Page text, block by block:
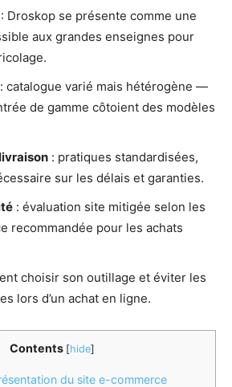
: Droskop se présente comme une
aux grandes enseignes pour
: catalogue varié mais hétérogène —
de gamme côtoient des modèles
: pratiques standardisées,
sur les délais et garanties.
: évaluation site mitigée selon les
recommandée pour les achats
choisir son outillage et éviter les
lors d’un achat en ligne.
Contents [hide]
du site e-commerce